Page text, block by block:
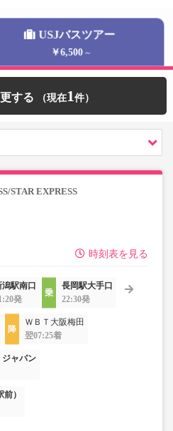
USJバスツアー
￥6,500 ～
する 1
STAR EXPRESS
時刻表を見る
潟駅南口
発
長岡駅大手口
22:30発
ＷＢＴ大阪梅田
翌07:25着
ジャパン
）